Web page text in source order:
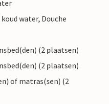
water, Douche
(2 plaatsen)
(2 plaatsen)
of matras(sen) (2